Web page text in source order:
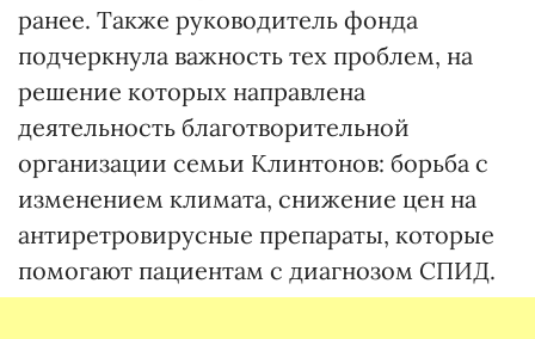
ранее. Также руководитель фонда
подчеркнула важность тех проблем, на
решение которых направлена
деятельность благотворительной
организации семьи Клинтонов: борьба с
изменением климата, снижение цен на
антиретровирусные препараты, которые
помогают пациентам с диагнозом СПИД.